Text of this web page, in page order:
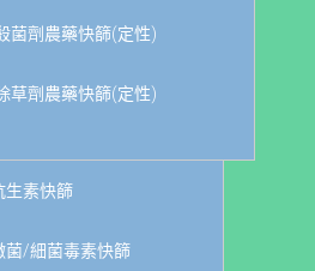
菌劑農藥快篩(定性)
草劑農藥快篩(定性)
生素快篩
菌/細菌毒素快篩